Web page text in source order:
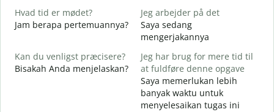
Hvad tid er mødet?
Jam berapa pertemuannya?
Jeg arbejder på det
Saya sedang
mengerjakannya
Kan du venligst præcisere?
Bisakah Anda menjelaskan?
Jeg har brug for mere tid til
at fuldføre denne opgave
Saya memerlukan lebih
banyak waktu untuk
menyelesaikan tugas ini